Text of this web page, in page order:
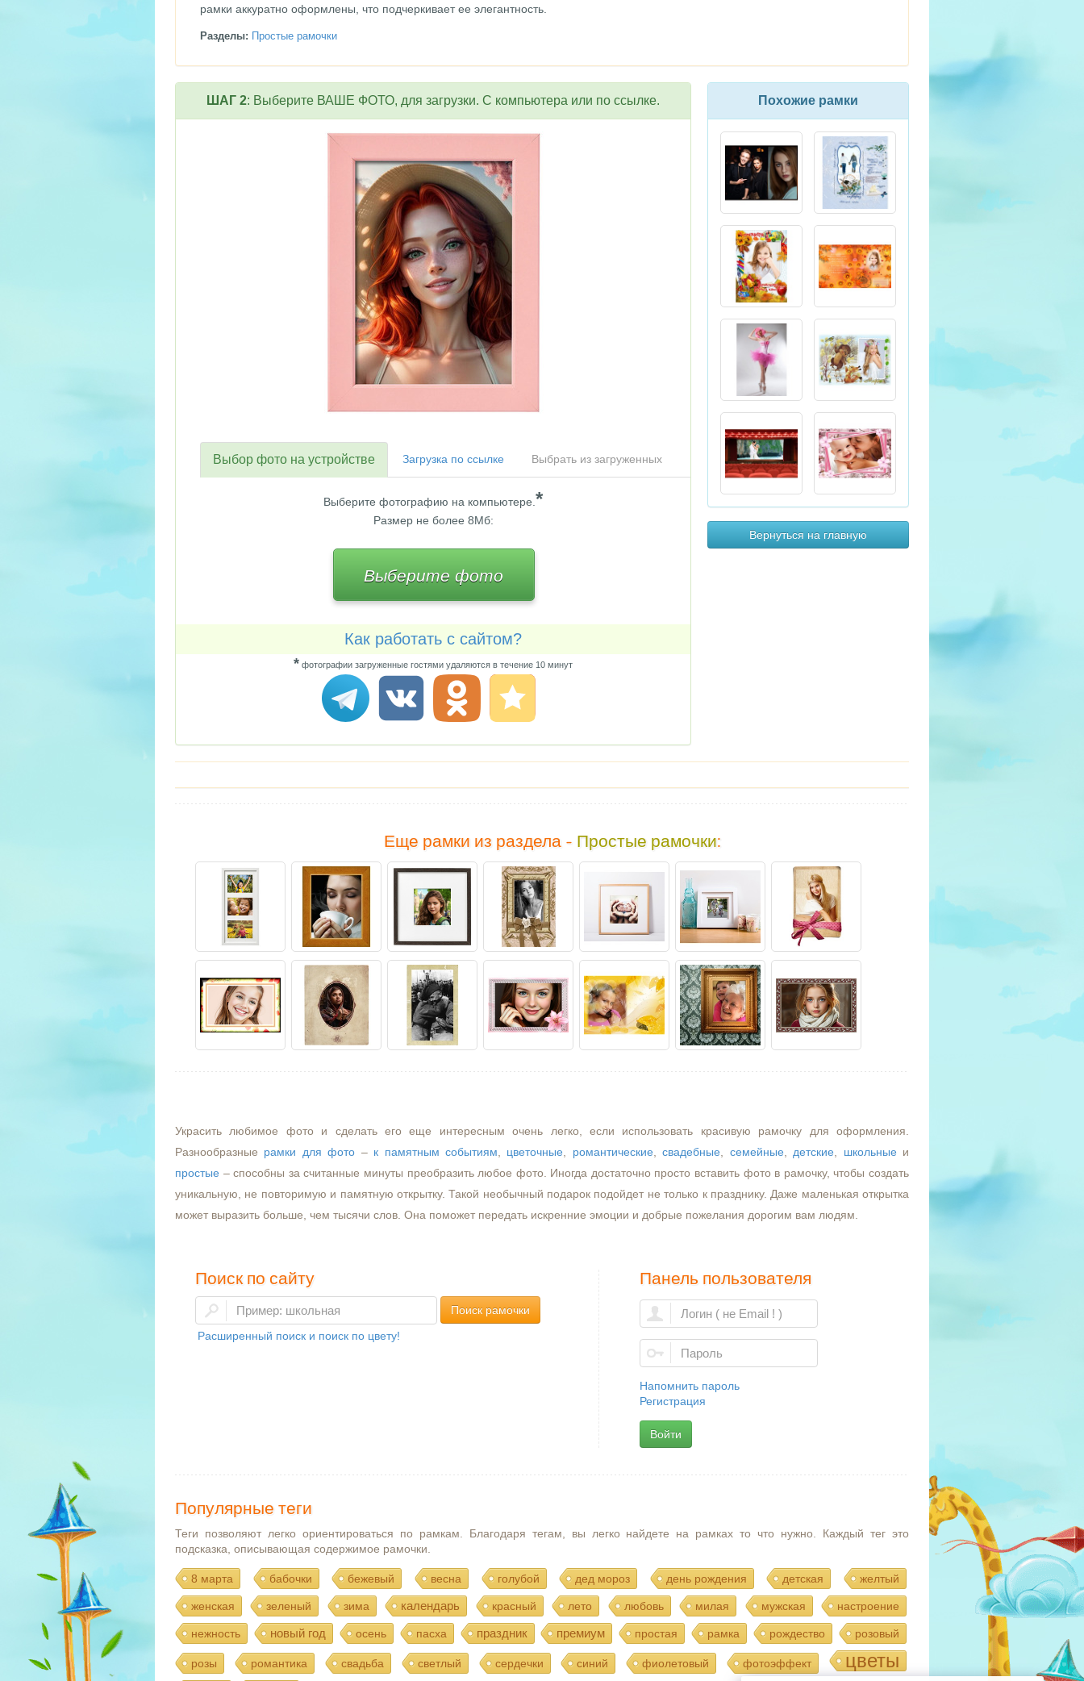
рамки аккуратно оформлены, что подчеркивает ее элегантность.
Разделы: Простые рамочки
Похожие рамки
Вернуться на главную
ШАГ 2: Выберите ВАШЕ ФОТО, для загрузки. С компьютера или по ссылке.
Выбор фото на устройстве Загрузка по ссылке Выбрать из загруженных
Выберите фотографию на компьютере. *
Размер не более 8Мб:
Выберите фото
Как работать с сайтом?
* фотографии загруженные гостями удаляются в течение 10 минут
Еще рамки из раздела - Простые рамочки:
Украсить любимое фото и сделать его еще интересным очень легко, если использовать красивую рамочку для оформления.
Разнообразные рамки для фото – к памятным событиям цветочные романтические ,свадебные семейные детские школьные и
простые – способны за считанные минуты преобразить любое фото. Иногда достаточно просто вставить фото в рамочку, чтобы создать
уникальную, не повторимую и памятную открытку. Такой необычный подарок подойдет не только к празднику. Даже маленькая открытка
может выразить больше, чем тысячи слов. Она поможет передать искренние эмоции и добрые пожелания дорогим вам людям.
Поиск по сайту
Поиск рамочки
Расширенный поиск и поиск по цвету!
Панель пользователя
Напомнить пароль
Регистрация
Войти
Популярные теги
Теги позволяют легко ориентироваться по рамкам. Благодаря тегам, вы легко найдете на рамках то что нужно. Каждый тег это
подсказка, описывающая содержимое рамочки.
8 марта бабочки бежевый весна голубой дед мороз день рождения детская желтый
женская зеленый зима календарь красный лето любовь милая мужская настроение
нежность новый год осень пасха праздник премиум простая рамка рождество розовый
розы романтика свадьба светлый сердечки синий фиолетовый фотоэффект цветы